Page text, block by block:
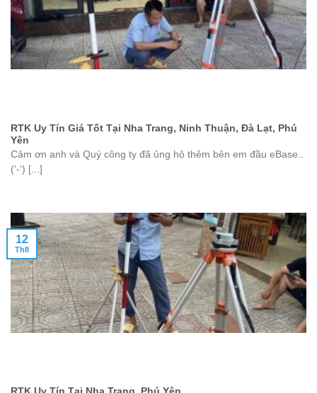
RTK Uy Tín Giá Tốt Tại Nha Trang, Ninh Thuận, Đà Lạt, Phú
Yên
Cảm ơn anh và Quý công ty đã ủng hộ thêm bên em đầu eBase..
(‘-‘) [...]
12
Th8